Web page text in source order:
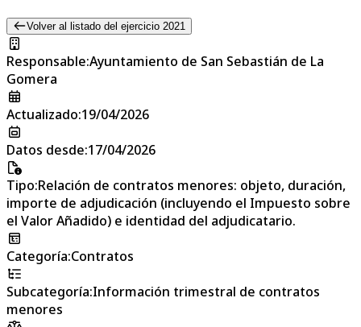
Volver al listado del ejercicio 2021
Responsable:Ayuntamiento de San Sebastián de La
Gomera
Actualizado:19/04/2026
Datos desde:17/04/2026
Tipo:Relación de contratos menores: objeto, duración,
importe de adjudicación (incluyendo el Impuesto sobre
el Valor Añadido) e identidad del adjudicatario.
Categoría:Contratos
Subcategoría:Información trimestral de contratos
menores